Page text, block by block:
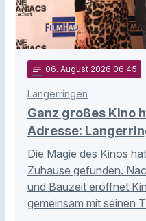
notes 06. August 2026 06:45
Langerringen
Ganz großes Kino
Adresse:
Die Magie des Kinos
Zuhause gefunden.
und Bauzeit eröffnet
gemeinsam mit seinen